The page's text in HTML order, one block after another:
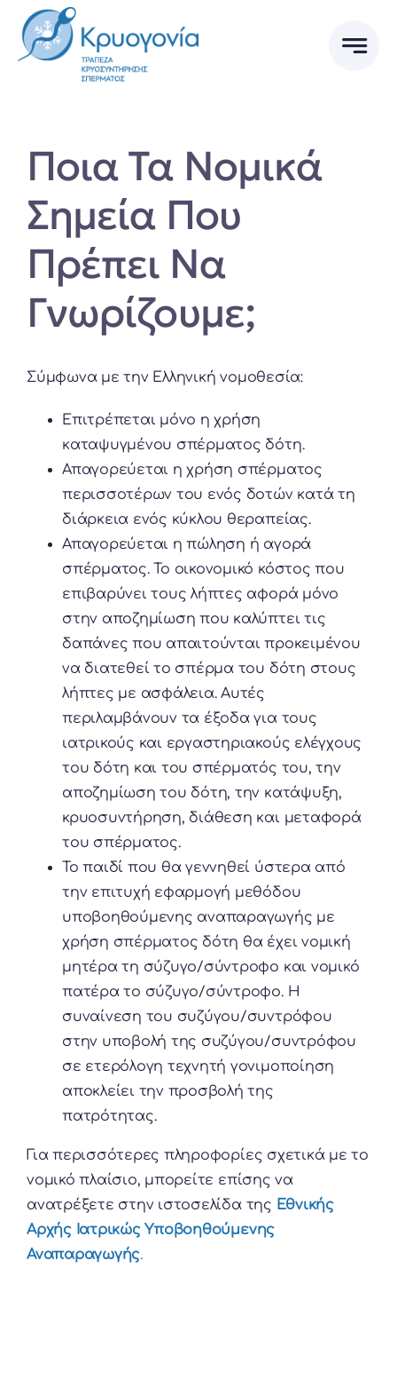
Skip
content
Ποια Τα Νομικά
Σημεία Που
Πρέπει Να
Γνωρίζουμε;
Σύμφωνα με την Ελληνική νομοθεσία:
Επιτρέπεται μόνο η χρήση
καταψυγμένου σπέρματος δότη.
Απαγορεύεται η χρήση σπέρματος
περισσοτέρων του ενός δοτών κατά τη
διάρκεια ενός κύκλου θεραπείας.
Απαγορεύεται η πώληση ή αγορά
σπέρματος. Το οικονομικό κόστος που
επιβαρύνει τους λήπτες αφορά μόνο
στην αποζημίωση που καλύπτει τις
δαπάνες που απαιτούνται προκειμένου
να διατεθεί το σπέρμα του δότη στους
λήπτες με ασφάλεια. Αυτές
περιλαμβάνουν τα έξοδα για τους
ιατρικούς και εργαστηριακούς ελέγχους
του δότη και του σπέρματός του, την
αποζημίωση του δότη, την κατάψυξη,
κρυοσυντήρηση, διάθεση και μεταφορά
του σπέρματος.
Το παιδί που θα γεννηθεί ύστερα από
την επιτυχή εφαρμογή μεθόδου
υποβοηθούμενης αναπαραγωγής με
χρήση σπέρματος δότη θα έχει νομική
μητέρα τη σύζυγο/σύντροφο και νομικό
πατέρα το σύζυγο/σύντροφο. Η
συναίνεση του συζύγου/συντρόφου
στην υποβολή της συζύγου/συντρόφου
σε ετερόλογη τεχνητή γονιμοποίηση
αποκλείει την προσβολή της
πατρότητας.
Για περισσότερες πληροφορίες σχετικά με το
νομικό πλαίσιο, μπορείτε επίσης να
ανατρέξετε στην ιστοσελίδα της Εθνικής
Αρχής Ιατρικώς Υποβοηθούμενης
Αναπαραγωγής.